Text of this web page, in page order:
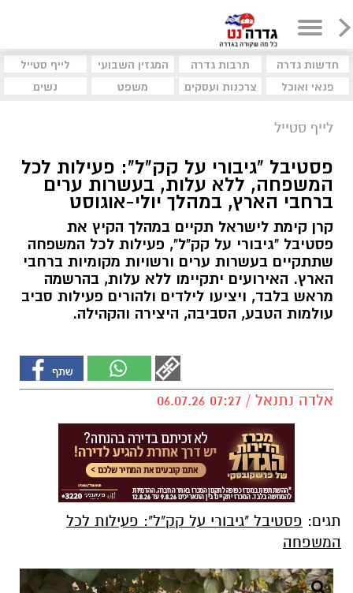
חדשות גדרה תרבות גדרה המגזין השבועי
לייף סטייל
פנאי ואוכל
צרכנות ועסקים משפט נשים
לייף סטייל
פסטיבל "גיבורי על קק"ל": פעילות לכל
המשפחה, ללא עלות, בעשרות ערים
ברחבי הארץ, במהלך יולי-אוגוסט
קרן קימת לישראל תקיים במהלך הקיץ את
פסטיבל "גיבורי על קק"ל", פעילות לכל המשפחה
שתתקיים בעשרות ערים ורשויות מקומיות ברחבי
הארץ. האירועים יתקיימו ללא עלות, בהרשמה
מראש בלבד, ויציעו לילדים ולהורים פעילות סביב
עולמות הטבע, הסביבה, היצירה והקהילה.
אלדה נתנאל / 07:27 06.07.26
תגים: פסטיבל "גיבורי על קק"ל": פעילות לכל
המשפחה